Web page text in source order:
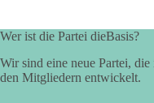
24 6 2
Wer ist die Partei dieBasis?
Wir sind eine neue Partei,
den Mitgliedern entwickelt.